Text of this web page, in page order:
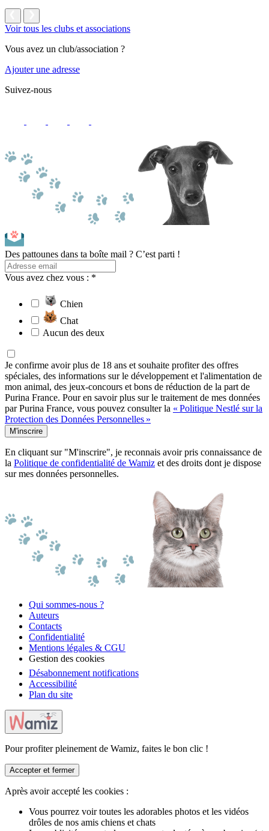
Voir tous les clubs et associations
Vous avez un club/association ?
Ajouter une adresse
Suivez-nous
Des pattounes dans ta boîte mail ? C’est parti !
Vous avez chez vous : *
Chien
Chat
Aucun des deux
Je confirme avoir plus de 18 ans et souhaite profiter des offres
spéciales, des informations sur le développement et l'alimentation de
mon animal, des jeux-concours et bons de réduction de la part de
Purina France. Pour en savoir plus sur le traitement de mes données
par Purina France, vous pouvez consulter la « Politique Nestlé sur la
Protection des Données Personnelles »
M'inscrire
En cliquant sur "M'inscrire", je reconnais avoir pris connaissance de
la Politique de confidentialité de Wamiz et des droits dont je dispose
sur mes données personnelles.
Qui sommes-nous ?
Auteurs
Contacts
Confidentialité
Mentions légales & CGU
Gestion des cookies
Désabonnement notifications
Accessibilité
Plan du site
Pour profiter pleinement de Wamiz, faites le bon clic !
Accepter et fermer
Après avoir accepté les cookies :
Vous pourrez voir toutes les adorables photos et les vidéos
drôles de nos amis chiens et chats